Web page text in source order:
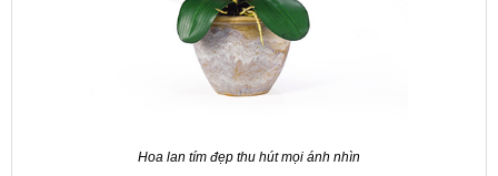
Hoa lan tím đẹp thu hút mọi ánh nhìn